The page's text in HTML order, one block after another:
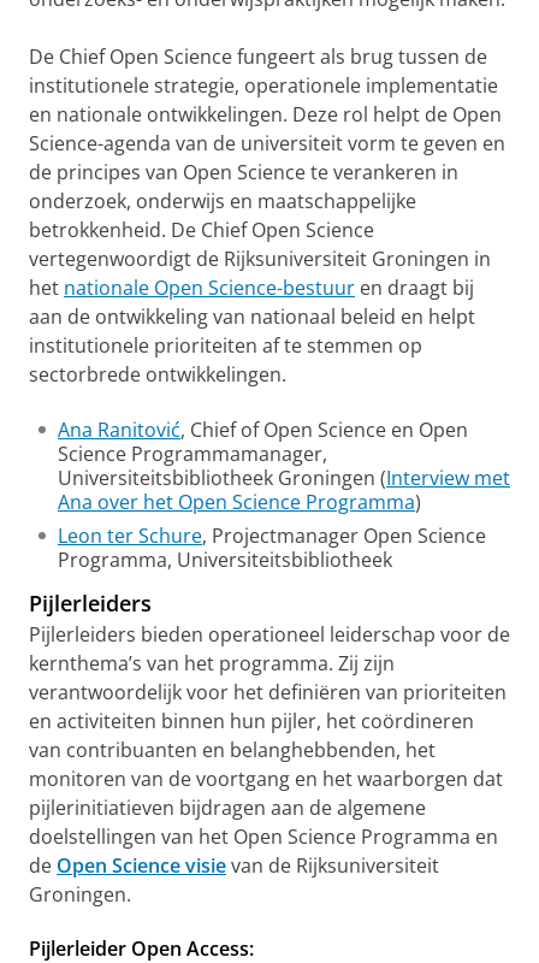
De Chief Open Science fungeert als brug tussen de
institutionele strategie, operationele implementatie
en nationale ontwikkelingen. Deze rol helpt de Open
Science-agenda van de universiteit vorm te geven en
de principes van Open Science te verankeren in
onderzoek, onderwijs en maatschappelijke
betrokkenheid. De Chief Open Science
vertegenwoordigt de Rijksuniversiteit Groningen in
het nationale Open Science-bestuur en draagt ​​bij
aan de ontwikkeling van nationaal beleid en helpt
institutionele prioriteiten af ​​te stemmen op
sectorbrede ontwikkelingen.
Ana Ranitović, Chief of Open Science en Open
Science Programmamanager,
Universiteitsbibliotheek Groningen (Interview met
Ana over het Open Science Programma)
Leon ter Schure, Projectmanager Open Science
Programma, Universiteitsbibliotheek
Pijlerleiders
Pijlerleiders bieden operationeel leiderschap voor de
kernthema’s van het programma. Zij zijn
verantwoordelijk voor het definiëren van prioriteiten
en activiteiten binnen hun pijler, het coördineren
van contribuanten en belanghebbenden, het
monitoren van de voortgang en het waarborgen dat
pijlerinitiatieven bijdragen aan de algemene
doelstellingen van het Open Science Programma en
de Open Science visievan de Rijksuniversiteit
Groningen.
Pijlerleider Open Access: